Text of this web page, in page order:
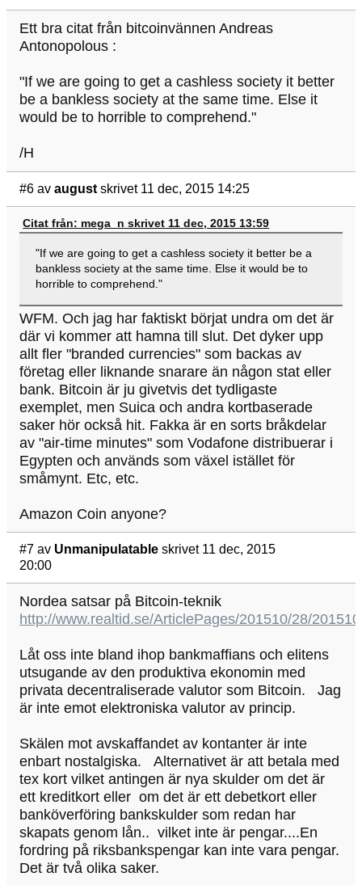
Ett bra citat från bitcoinvännen Andreas
Antonopolous :
"If we are going to get a cashless society it better
be a bankless society at the same time. Else it
would be to horrible to comprehend."
/H
#6 av august skrivet 11 dec, 2015 14:25
Citat från: mega_n skrivet 11 dec, 2015 13:59
"If we are going to get a cashless society it better be a
bankless society at the same time. Else it would be to
horrible to comprehend."
WFM. Och jag har faktiskt börjat undra om det är
där vi kommer att hamna till slut. Det dyker upp
allt fler "branded currencies" som backas av
företag eller liknande snarare än någon stat eller
bank. Bitcoin är ju givetvis det tydligaste
exemplet, men Suica och andra kortbaserade
saker hör också hit. Fakka är en sorts bråkdelar
av "air-time minutes" som Vodafone distribuerar i
Egypten och används som växel istället för
småmynt. Etc, etc.
Amazon Coin anyone?
#7 av Unmanipulatable skrivet 11 dec, 2015
20:00
Nordea satsar på Bitcoin-teknik
http://www.realtid.se/ArticlePages/201510/28/
Låt oss inte bland ihop bankmaffians och elitens
utsugande av den produktiva ekonomin med
privata decentraliserade valutor som Bitcoin. Jag
är inte emot elektroniska valutor av princip.
Skälen mot avskaffandet av kontanter är inte
enbart nostalgiska. Alternativet är att betala med
tex kort vilket antingen är nya skulder om det är
ett kreditkort eller om det är ett debetkort eller
banköverföring bankskulder som redan har
skapats genom lån.. vilket inte är pengar....En
fordring på riksbankspengar kan inte vara pengar.
Det är två olika saker.